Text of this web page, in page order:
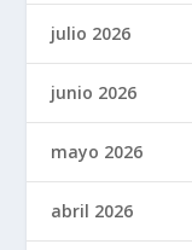
julio 2026
junio 2026
mayo 2026
abril 2026